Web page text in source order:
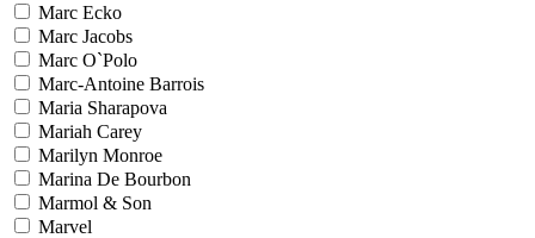
Marc Ecko
Marc Jacobs
Marc O`Polo
Marc-Antoine Barrois
Maria Sharapova
Mariah Carey
Marilyn Monroe
Marina De Bourbon
Marmol & Son
Marvel